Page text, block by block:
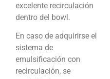
excelente recirculación
dentro del bowl.
En caso de adquirirse el
sistema de
emulsificación con
recirculación, se
Desarrollo
Productos
Contamos
con un